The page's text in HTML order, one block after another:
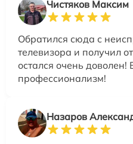
Чистяков Максим
Обратился сюда с
телевизора и получил
остался очень
профессионализм!
Назаров